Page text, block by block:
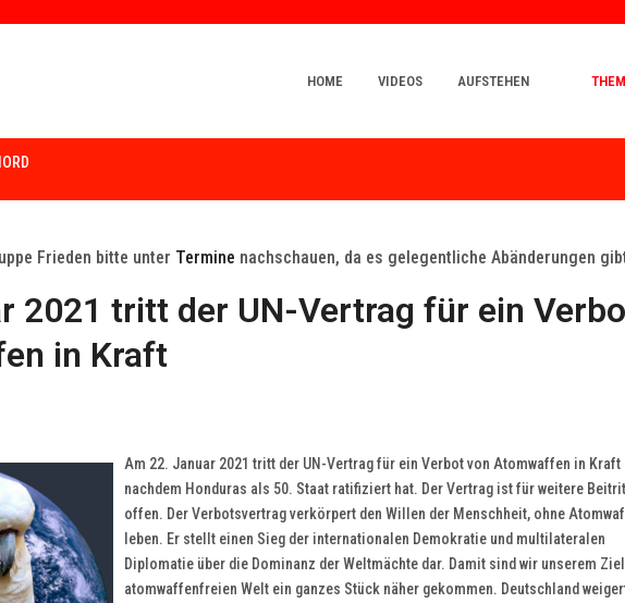
HOME VIDEOS AUFSTEHEN
Frieden bitte unter Termine nachschauen, da es gelegentliche Abänderungen
2021 tritt der UN-Vertrag für ein
in Kraft
Am 22. Januar 2021 tritt der UN-Vertrag für ein Verbot von Atomwaffen in Kraft
nachdem Honduras als 50. Staat ratifiziert hat. Der Vertrag ist für weitere
offen. Der Verbotsvertrag verkörpert den Willen der Menschheit, ohne
leben. Er stellt einen Sieg der internationalen Demokratie und multilateralen
Diplomatie über die Dominanz der Weltmächte dar. Damit sind wir unserem
atomwaffenfreien Welt ein ganzes Stück näher gekommen. Deutschland